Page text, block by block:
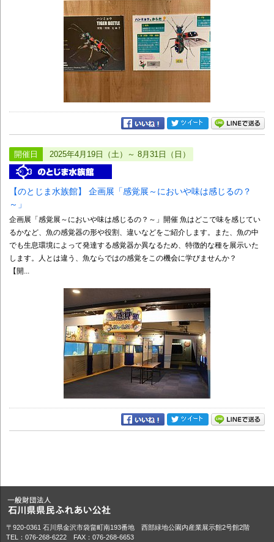
開催日 2025年4月19日（土）～ 8月31日（日）
【のとじま水族館】 企画展「感覚展～においや味は感じるの？
～」
企画展「感覚展～においや味は感じるの？～」開催 魚はどこで味を感じてい
るかなど、魚の感覚器の形や役割、違いなどをご紹介します。また、魚の中
でも生息環境によって発達する感覚器か異なるため、特徴的な種を展示いた
します。人とは違う、魚ならではの感覚をこの機会に学びませんか？
【開...
〒920-0361 石川県金沢市袋畠町南193番地 西部緑地公園内産業展示館2号館2階
TEL：076-268-6222 FAX：076-268-6653